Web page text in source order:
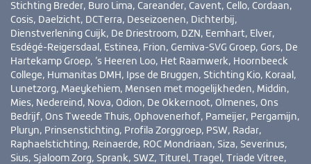
Stichting Breder, Buro Lima, Careander, Cavent, Cello, Cordaan,
Cosis, Daelzicht, DCTerra, Deseizoenen, Dichterbij,
Dienstverlening Cuijk, De Driestroom, DZN, Eemhart, Elver,
Esdégé-Reigersdaal, Estinea, Frion, Gemiva-SVG Groep, Gors, De
Hartekamp Groep, ’s Heeren Loo, Het Raamwerk, Hoornbeeck
College, Humanitas DMH, Ipse de Bruggen, Stichting Kio, Koraal,
Lunetzorg, Maeykehiem, Mensen met mogelijkheden, Middin,
Mies, Nedereind, Nova, Odion, De Okkernoot, Olmenes, Ons
Bedrijf, Ons Tweede Thuis, Ophovenerhof, Pameijer, Pergamijn,
Pluryn, Prinsenstichting, Profila Zorggroep, PSW, Radar,
Raphaelstichting, Reinaerde, ROC Mondriaan, Siza, Severinus,
Sius, Sjaloom Zorg, Sprank, SWZ, Titurel, Tragel, Triade Vitree,